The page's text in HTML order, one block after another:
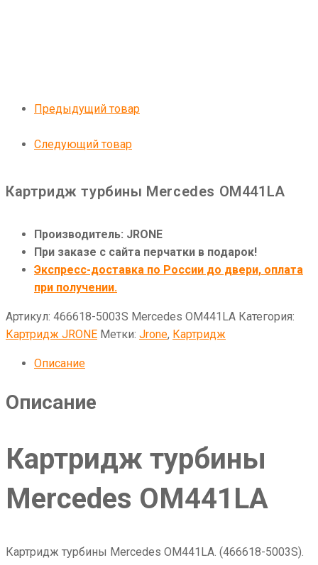
Предыдущий товар
Следующий товар
Картридж турбины Mercedes OM441LA
Производитель: JRONE
При заказе с сайта перчатки в подарок!
Экспресс-доставка по России до двери, оплата
при получении.
Артикул: 466618-5003S Mercedes OM441LA Категория:
Картридж JRONE Метки: Jrone, Картридж
Описание
Описание
Картридж турбины
Mercedes OM441LA
Картридж турбины Mercedes OM441LA. (466618-5003S).